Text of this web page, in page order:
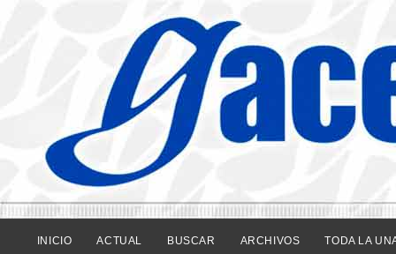
INICIO ACTUAL BUSCAR ARCHIVOS TODA LA